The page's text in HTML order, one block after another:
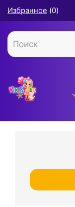
Избранное (0)